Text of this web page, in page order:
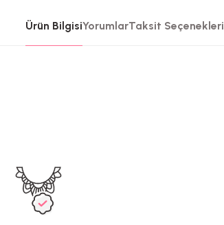
Ürün BilgisiYorumlarTaksit Seçenekleri